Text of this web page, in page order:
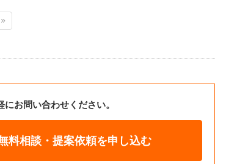
お問い合わせください。
料相談・提案依頼を申し込む